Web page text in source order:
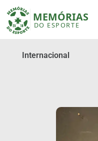
Internacional